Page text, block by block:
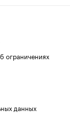
ограничениях
данных